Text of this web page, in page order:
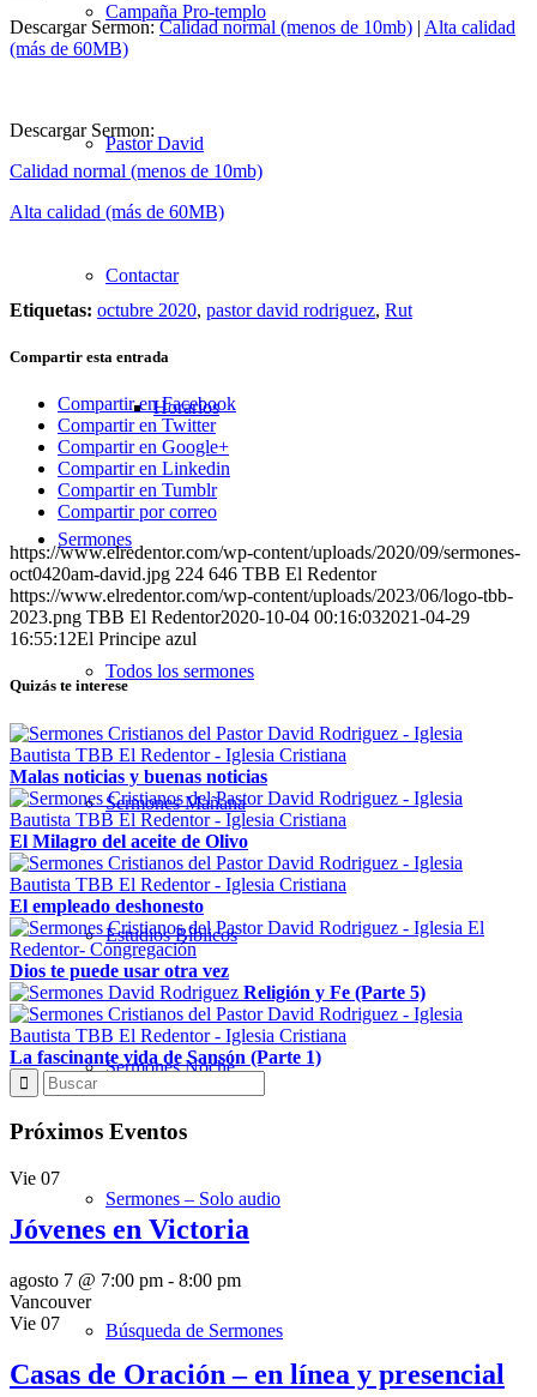
Campaña Pro-templo
Pastor David
Contactar
Horarios
Sermones
Todos los sermones
Sermones Mañana
Estudios Bíblicos
Sermones Noche
Sermones – Solo audio
Búsqueda de Sermones
Descargar Sermon:Calidad normal (menos de 10mb) | Alta calidad
(más de 60MB)
Descargar Sermon:
Calidad normal (menos de 10mb)
Alta calidad (más de 60MB)
Etiquetas: octubre 2020, pastor david rodriguez, Rut
Compartir esta entrada
Compartir en Facebook
Compartir en Twitter
Compartir en Google+
Compartir en Linkedin
Compartir en Tumblr
Compartir por correo
https://www.elredentor.com/wp-content/uploads/2020/09/sermones-
oct0420am-david.jpg 224 646 TBB El Redentor
https://www.elredentor.com/wp-content/uploads/2023/06/logo-tbb-
2023.png TBB El Redentor2020-10-04 00:16:032021-04-29
16:55:12El Principe azul
Quizás te interese
Malas noticias y buenas noticias
El Milagro del aceite de Olivo
El empleado deshonesto
Dios te puede usar otra vez
Religión y Fe (Parte 5)
La fascinante vida de Sansón (Parte 1)
Próximos Eventos
Vie 07
Jóvenes en Victoria
agosto 7 @ 7:00 pm - 8:00 pm
Vancouver
Vie 07
Casas de Oración – en línea y presencial